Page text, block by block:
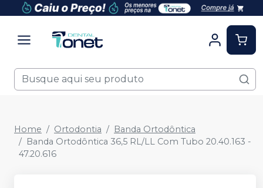
Home Ortodontia
Banda Ortodôntica
Banda Ortodôntica 36,5 RL/LL Com Tubo 20.40.163 -
47.20.616